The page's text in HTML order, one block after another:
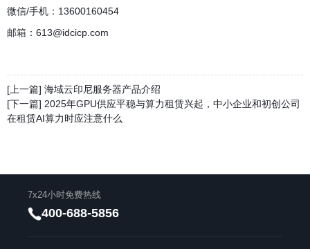
微信/手机：13600160454
邮箱： 613@idcicp.com
[上一篇] 海域云印尼服务器产品介绍
[下一篇] 2025年GPU供应平稳与算力租赁兴起，中小企业和初创公司
在租赁AI算力时应注意什么
7x24小时免费热线
400-688-5856